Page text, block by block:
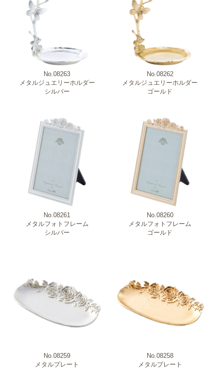
No.08263
メタルジュエリーホルダー
シルバー
No.08262
メタルジュエリーホルダー
ゴールド
No.08261
メタルフォトフレーム
シルバー
No.08260
メタルフォトフレーム
ゴールド
No.08259
メタルプレート
No.08258
メタルプレート